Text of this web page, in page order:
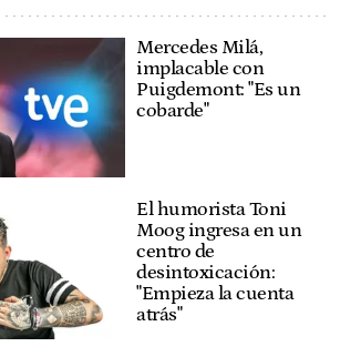
Mercedes Milá,
implacable con
Puigdemont: "Es un
cobarde"
El humorista Toni
Moog ingresa en un
centro de
desintoxicación:
"Empieza la cuenta
atrás"